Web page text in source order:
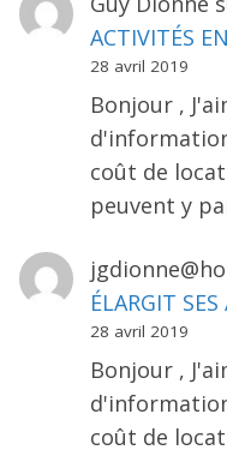
ACTIVITÉS
28 avril 2019
Bonjour ,
coût de
peuvent y
ÉLARGIT
28 avril 2019
Bonjour ,
coût de